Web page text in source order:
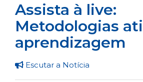
Assista à live:
Metodologias
aprendizagem
Escutar a Notícia